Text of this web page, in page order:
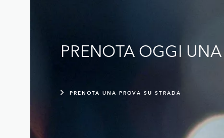
PRENOTA OGGI
PRENOTA UNA PROVA SU STRADA